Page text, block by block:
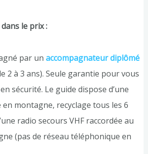
le prix :
par un accompagnateur diplômé
2 à 3 ans). Seule garantie pour vous
sécurité. Le guide dispose d’une
montagne, recyclage tous les 6
radio secours VHF raccordée au
(pas de réseau téléphonique en